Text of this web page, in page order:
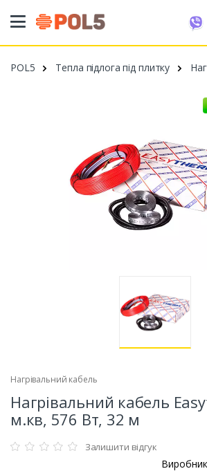
098
099
POL5 Тепла підлога під плитку
Нагрівальний кабель
Нагрівальний кабель
м.кв, 576 Вт, 32 м
Залишити відгук